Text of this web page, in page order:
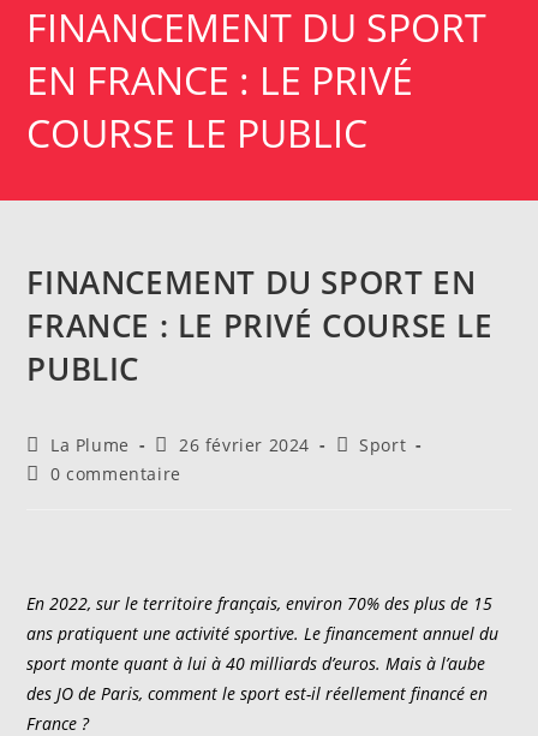
FINANCEMENT DU SPORT
EN FRANCE : LE PRIVÉ
COURSE LE PUBLIC
FINANCEMENT DU SPORT EN
FRANCE : LE PRIVÉ COURSE LE
PUBLIC
Auteur/autrice
de
La Plume
Publication
publiée :
26 février 2024
PostSport
Commentaires
0 commentaire
En 2022, sur le territoire français, environ 70% des plus de 15
ans pratiquent une activité sportive. Le financement annuel du
sport monte quant à lui à 40 milliards d’euros. Mais à l’aube
des JO de Paris, comment le sport est-il réellement financé en
France ?